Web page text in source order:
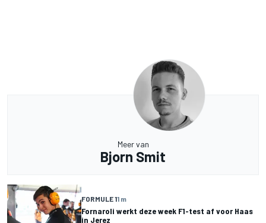
Meer van
Bjorn Smit
FORMULE 11 m
Fornaroli werkt deze week F1-test af voor Haas
in Jerez